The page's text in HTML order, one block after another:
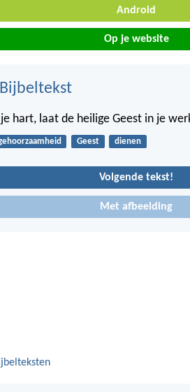
Android
Op je website
hart, laat de heilige Geest in je
Geest dienen
Volgende tekst!
Met afbeelding